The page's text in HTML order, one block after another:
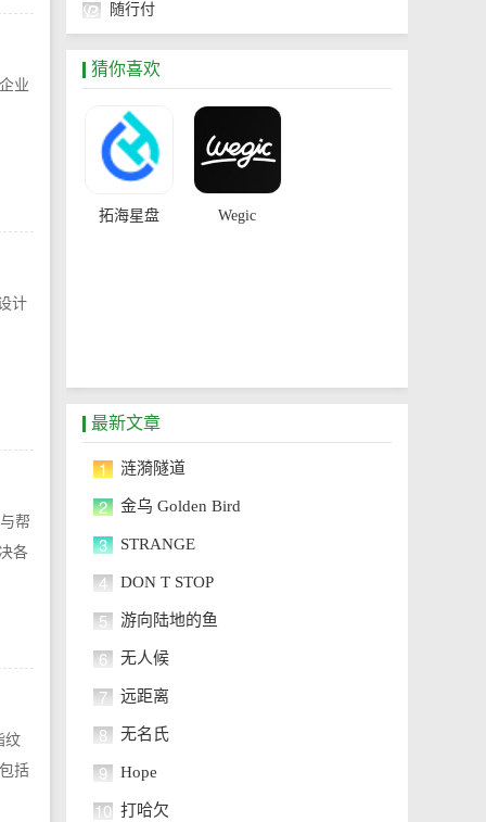
业
计
帮
各
纹
括
随行付
猜你喜欢
拓海星盘 Wegic
最新文章
1 涟漪隧道
2 金乌 Golden Bird
3 STRANGE
4 DON T STOP
5 游向陆地的鱼
6 无人候
7 远距离
8 无名氏
9 Hope
10 打哈欠